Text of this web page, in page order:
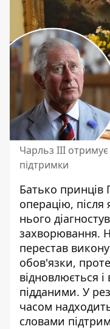
Чарльз III отримує
підтримки
Батько принців
операцію, після
нього
захворювання.
перестав
обов'язки,
відновлюється і
підданими. У
часом
словами